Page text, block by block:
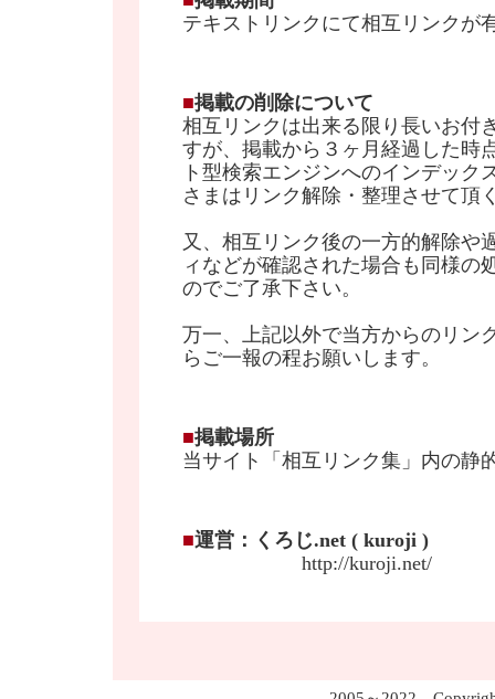
テキストリンクにて相互リンクが
■掲載の削除について
相互リンクは出来る限り長いお付
すが、掲載から３ヶ月経過した時
ト型検索エンジンへのインデック
さまはリンク解除・整理させて頂
又、相互リンク後の一方的解除や
ィなどが確認された場合も同様の
のでご了承下さい。
万一、上記以外で当方からのリン
らご一報の程お願いします。
■掲載場所
当サイト「相互リンク集」内の静
■運営：くろじ.net ( kuroji )担
http://kuroji.net/